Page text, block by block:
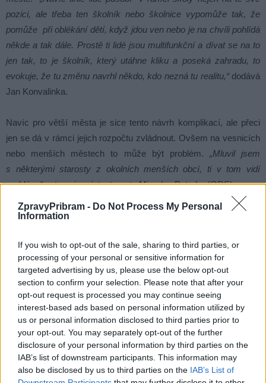
ZpravyPribram - Do Not Process My Personal
Information
If you wish to opt-out of the sale, sharing to third parties, or
processing of your personal or sensitive information for
targeted advertising by us, please use the below opt-out
section to confirm your selection. Please note that after your
opt-out request is processed you may continue seeing
interest-based ads based on personal information utilized by
us or personal information disclosed to third parties prior to
your opt-out. You may separately opt-out of the further
disclosure of your personal information by third parties on the
IAB’s list of downstream participants. This information may
also be disclosed by us to third parties on the IAB’s List of
pozici, ale třeba ten školník nebo školnice vypomůže tak, že
pomůže při oblékání dětí, když jdou ven nebo je na chvíli pohlídá
někde a tak dále. Prostě ti lidé jsou multifunkční a dívat se na to
jen tak, to je školník, který utáhne kliku a poseká zahradu, to
evokuje, že tu změnu navrhl někdo, kdo nezná tu realitu,“dodává
Jan Konvalinka.
Navíc pro větší města je sice tento návrh komplikací, ale přeci
jen se dá v rámci jejich rozpočtu zvládnout. Ovšem na vesnicích
nebo menších městech to může být problém. „Mluvil jsem
s některými starosty z okolních menších obcí, ti v tom vidí
problém,“potvrzuje místostarosta Miroslav Peterka (ODS).
Podle místostarosty Vladimíra Karpíška (ANO) je tento krok
nám bylo řečeno, že města a obce mají na účtech přes 500
miliard korun, které neumí investovat. Jen Praha má mít na
svých účtech něco mezi 350 až 400 miliardami korun, které
nedokáže investovat a toto má být krok, jak se stát dostane
k těmto finančním prostředkům,“míní Karpíšek.
Komentáře